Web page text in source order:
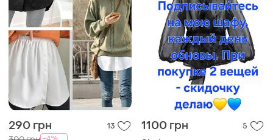
290 грн 13
China
Имитация подола рубашки
блузки подъюбник длинная
рубашка блуза ярусная
юбка юбка
S и еще 1
1100 грн 5
Shein
Блуза с органзы на 5хл